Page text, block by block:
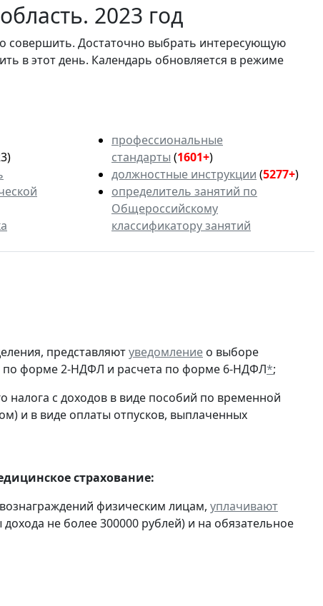
2023 год
совершить. Достаточно выбрать интересующую
в этот день. Календарь обновляется в режиме
профессиональные
стандарты (1601+)
должностные инструкции (5277+)
определитель занятий по
Общероссийскому
классификатору занятий
представляютуведомление о выборе
по форме 2-НДФЛ и расчета по форме 6-НДФЛ*;
налога с доходов в виде пособий по временной
и в виде оплаты отпусков, выплаченных
страхование:
физическим лицам, уплачивают
не более 300000 рублей) и на обязательное